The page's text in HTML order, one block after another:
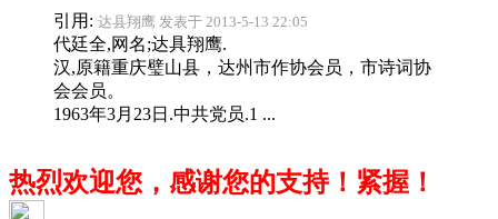
引用: 达县翔鹰 发表于 2013-5-13 22:05
代廷全,网名;达具翔鹰.
汉,原籍重庆璧山县，达州市作协会员，市诗词协
会会员。
1963年3月23日.中共党员.1 ...
热烈欢迎您，感谢您的支持！紧握！